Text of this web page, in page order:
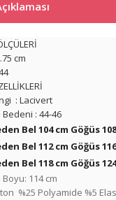
cm
: Lacivert
: 44-46
Bel 104 cm Göğüs
Bel 112 cm Göğüs
Bel 118 cm Göğüs
114 cm
%25 Polyamide %5